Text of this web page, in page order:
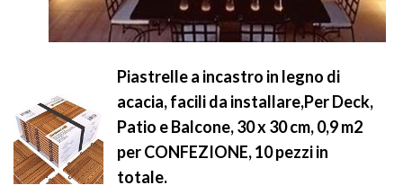
Piastrelle a incastro in legno di
acacia, facili da installare,Per Deck,
Patio e Balcone, 30 x 30 cm, 0,9 m2
per CONFEZIONE, 10 pezzi in
totale.